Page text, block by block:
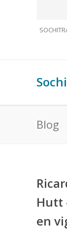
Blog
Hutt
en